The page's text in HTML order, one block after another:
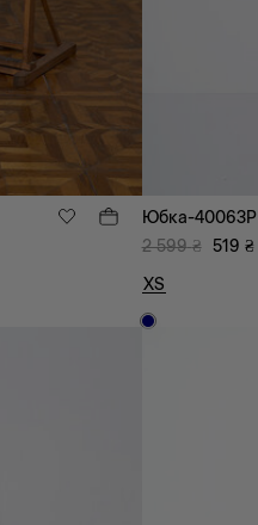
Юбка-40063P
2 599 ₴ 519 ₴
XS